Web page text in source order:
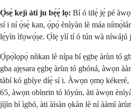
Ọ̀sẹ̀ kejì àti ju bẹ́ẹ̀ lọ: Bí ó tilẹ̀ jẹ́ pé
sí i ní ọ̀sẹ̀ kan, ọ̀pọ̀ ènìyàn lè máa
lẹ́yìn ìfọwọ́ṣe. Ọ̀lẹ yìí tí ó tún wà níwájú
Ọ̀pọ̀lọpọ̀ nǹkan lè nípa bí ẹgbẹ àrùn tó
gba ajẹsara ẹgbẹ àrùn tó gbóná, àwọn
tàbí kó gbíye díẹ̀ sí i. Àwọn ọmọ
65, àwọn obìnrin tó lóyún, àti àwọn
jíjìn bí ìgbó, àti àìsàn ọkàn lè ní ààmì